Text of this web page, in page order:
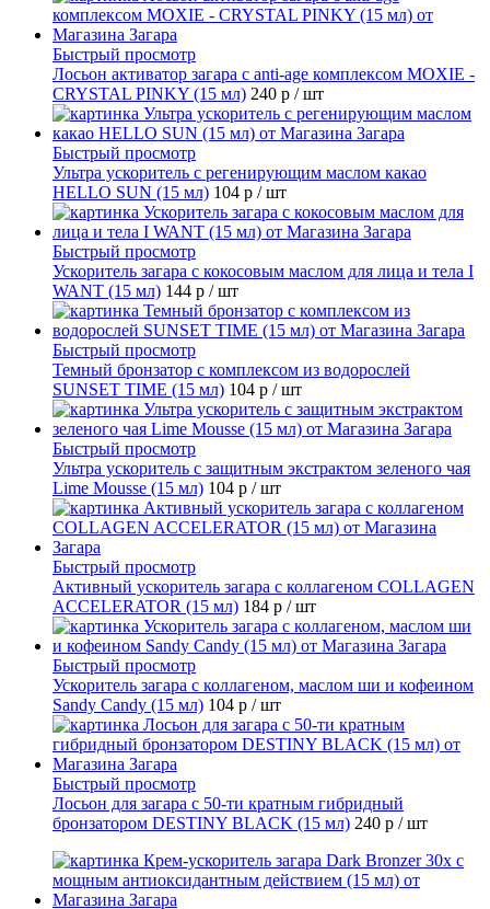
Быстрый просмотр
Лосьон активатор загара с anti-age комплексом MOXIE -
CRYSTAL PINKY (15 мл) 240 р / шт
Быстрый просмотр
Ультра ускоритель с регенирующим маслом какао
HELLO SUN (15 мл) 104 р / шт
Быстрый просмотр
Ускоритель загара с кокосовым маслом для лица и тела I
WANT (15 мл) 144 р / шт
Быстрый просмотр
Темный бронзатор с комплексом из водорослей
SUNSET TIME (15 мл) 104 р / шт
Быстрый просмотр
Ультра ускоритель с защитным экстрактом зеленого чая
Lime Mousse (15 мл) 104 р / шт
Быстрый просмотр
Активный ускоритель загара с коллагеном COLLAGEN
ACCELERATOR (15 мл) 184 р / шт
Быстрый просмотр
Ускоритель загара с коллагеном, маслом ши и кофеином
Sandy Candy (15 мл) 104 р / шт
Быстрый просмотр
Лосьон для загара с 50-ти кратным гибридный
бронзатором DESTINY BLACK (15 мл) 240 р / шт